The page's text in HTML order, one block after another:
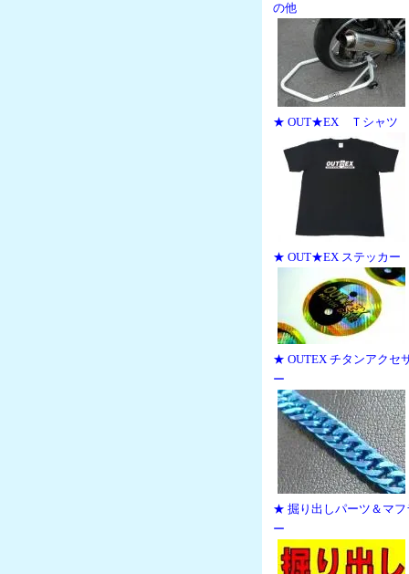
の他
★ OUT★EX Ｔシャツ
★ OUT★EX ステッカー
★ OUTEX チタンアクセ
ー
★ 掘り出しパーツ＆マフ
ー